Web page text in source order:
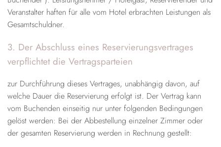
Veranstalter haften für alle vom Hotel erbrachten Leistungen als
Gesamtschuldner.
3. Der Abschluss eines Reservierungsvertrages
verpflichtet die Vertragsparteien
zur Durchführung dieses Vertrages, unabhängig davon, auf
welche Dauer die Reservierung erfolgt ist. Der Vertrag kann
vom Buchenden einseitig nur unter folgenden Bedingungen
gelöst werden: Bei der Abbestellung einzelner Zimmer oder
der gesamten Reservierung werden in Rechnung gestellt: